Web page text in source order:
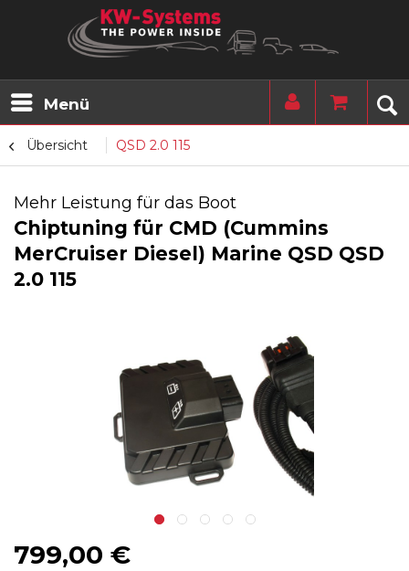
Menü
Übersicht QSD 2.0 115
Mehr Leistung für das Boot
Chiptuning für CMD (Cummins
MerCruiser Diesel) Marine QSD QSD
2.0 115
799,00 €